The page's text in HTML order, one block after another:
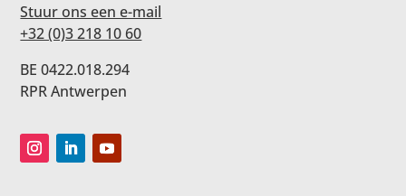
Stuur ons een e-mail
+32 (0)3 218 10 60
BE 0422.018.294
RPR Antwerpen